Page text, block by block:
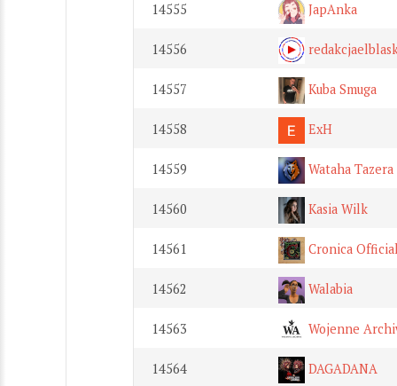
14555 JapAnka
14556
14557 Kuba Smuga
14558 ExH
14559 Wataha
14560 Kasia Wilk
14561 Cronica
14562 Walabia
14563 Wojenne
14564 DAGADANA